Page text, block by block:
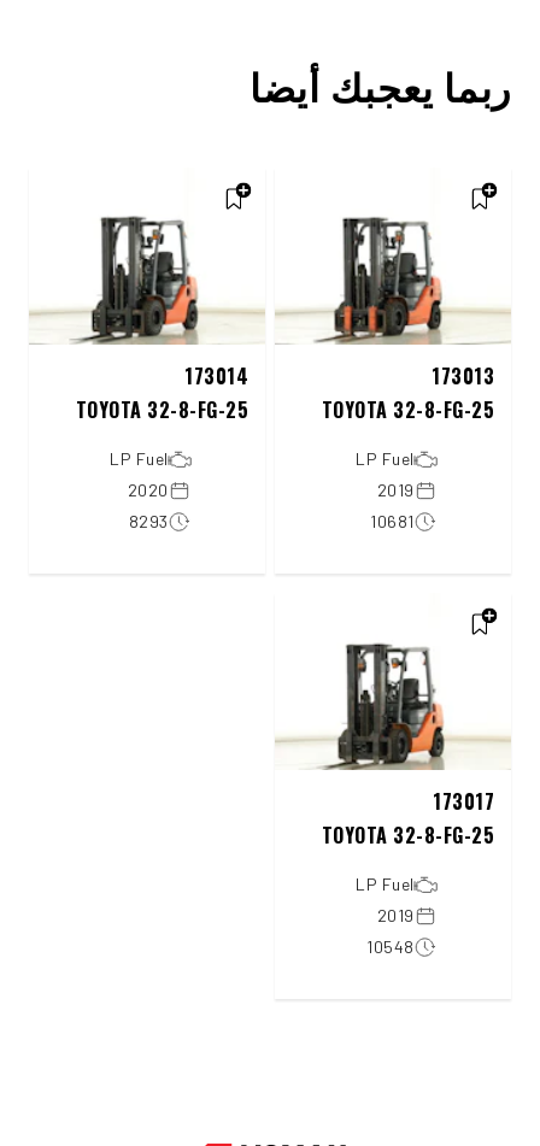
ربما يعجبك أيضا
173013
TOYOTA 32-8-FG-25
LP Fuel
2019
10681
173014
TOYOTA 32-8-FG-25
LP Fuel
2020
8293
173017
TOYOTA 32-8-FG-25
LP Fuel
2019
10548